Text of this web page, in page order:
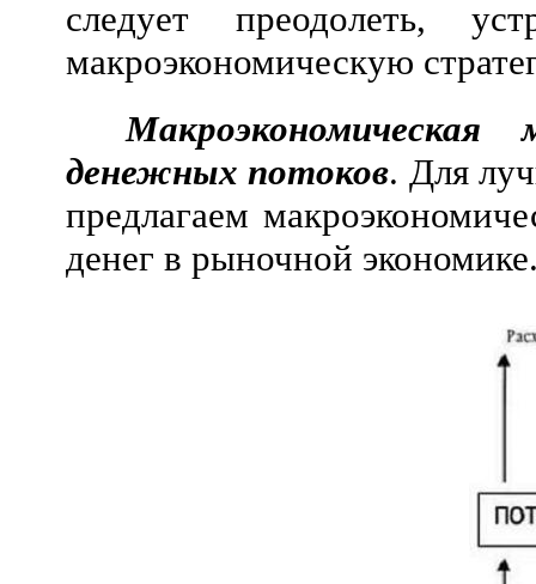
следует преодолеть,
макроэкономическую
Макроэкономическая
денежных потоков. Для
предлагаем
денег в рыночной